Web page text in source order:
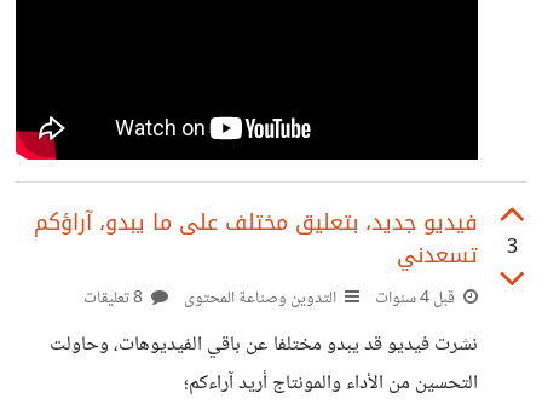
3
فيديو جديد، بتعليق مختلف على ما يبدو، آراؤكم
تسعدني
قبل 4 سنوات التدوين وصناعة المحتوى
نشرت فيديو قد يبدو مختلفا عن باقي الفيديوهات، وحاولت
التحسين من الأداء والمونتاج أريد آراءكم؛